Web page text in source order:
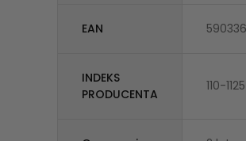
EAN
INDEKS
PRODUCENTA
110-1125